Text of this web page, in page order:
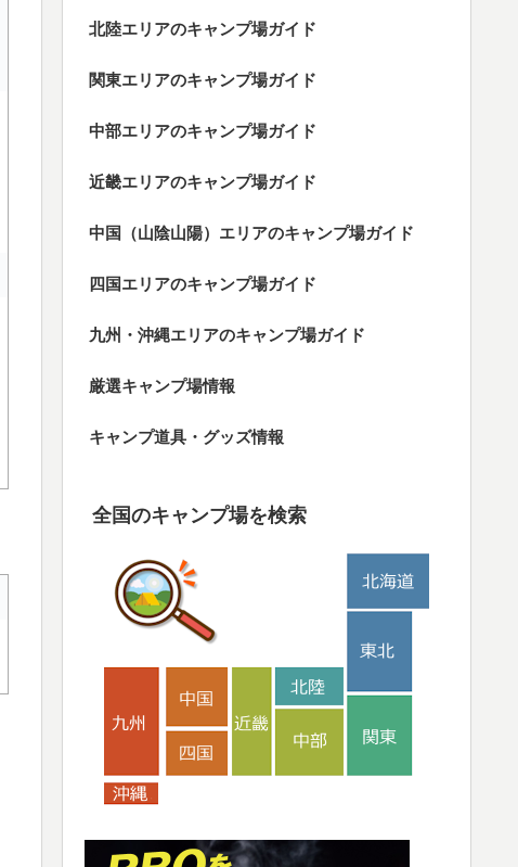
北陸エリアのキャンプ場ガイド
関東エリアのキャンプ場ガイド
中部エリアのキャンプ場ガイド
近畿エリアのキャンプ場ガイド
中国（山陰山陽）エリアのキャンプ場ガイド
四国エリアのキャンプ場ガイド
九州・沖縄エリアのキャンプ場ガイド
厳選キャンプ場情報
キャンプ道具・グッズ情報
全国のキャンプ場を検索